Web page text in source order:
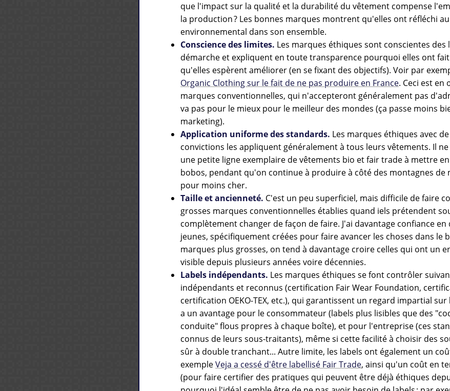
que l'impact sur la qualité et la durabilité du vêtement compense
la production ? Les bonnes marques montrent qu'elles ont réfléchi
environnemental dans son ensemble.
Conscience des limites. Les marques éthiques sont conscientes des
démarche et expliquent en toute transparence pourquoi elles ont
qu'elles espèrent améliorer (en se fixant des objectifs). Voir par
Organic Clothing sur le fait de ne pas produire en France. Ceci est en
marques conventionnelles, qui n'accepteront généralement pas
va pas pour le mieux pour le meilleur des mondes (ça passe moins
marketing).
Application uniforme des standards. Les marques éthiques avec
convictions les appliquent généralement à tous leurs vêtements. Il
une petite ligne exemplaire de vêtements bio et fair trade à mettre
bobos, pendant qu'on continue à produire à côté des montagnes de
pour moins cher.
Taille et ancienneté. C'est un peu superficiel, mais difficile de faire
grosses marques conventionnelles établies quand iels prétendent
complètement changer de façon de faire. J'ai davantage confiance
jeunes, spécifiquement créées pour faire avancer les choses dans le
marques plus grosses, on tend à davantage croire celles qui ont un
visible depuis plusieurs années voire décennies.
Labels indépendants. Les marques éthiques se font contrôler
indépendants et reconnus (certification Fair Wear Foundation,
certification OEKO-TEX, etc.), qui garantissent un regard impartial
a un avantage pour le consommateur (labels plus lisibles que des
conduite" flous propres à chaque boîte), et pour l'entreprise (ces
connus de leurs sous-traitants), même si cette facilité à choisir des
sûr à double tranchant... Autre limite, les labels ont également un
exempleVeja a cessé d'être labellisé Fair Trade, ainsi qu'un coût en
(pour faire certifier des pratiques qui peuvent être déjà éthiques